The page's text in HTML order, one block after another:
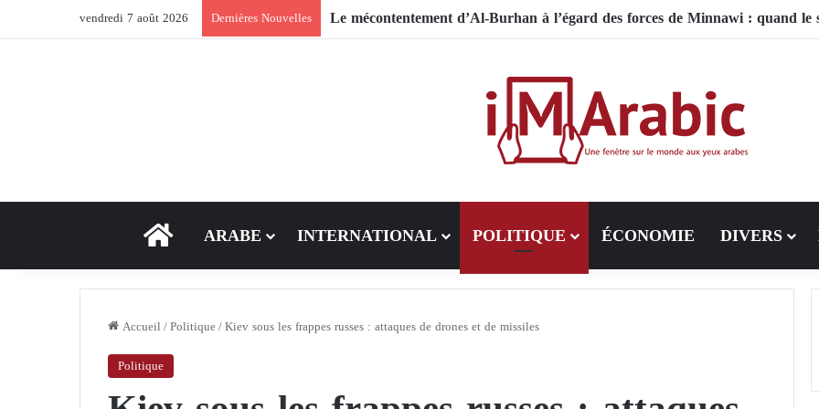
vendredi 7 août 2026 Dernières Nouvelles
ACCEUIL
ARABE INTERNATIONAL POLITIQUE ÉCONOMIE DIVERS
Accueil/Politique/Kiev sous les frappes russes : attaques de drones et de missiles
Politique